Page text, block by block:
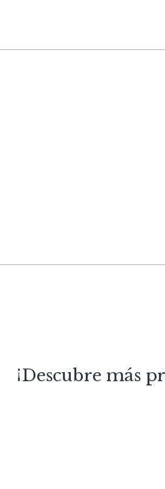
¡Descubre más